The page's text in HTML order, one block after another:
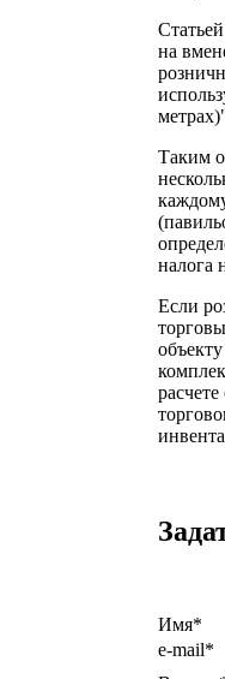
на
Таким
налога
Если
Имя*
e-mail*